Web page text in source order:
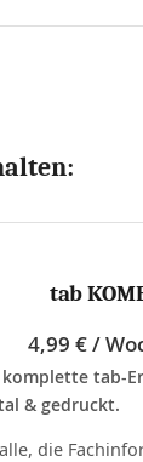
tab
4,99 € /
komplette tab-
& gedruckt.
die